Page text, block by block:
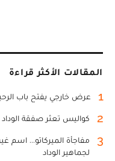
المقالات الأكثر قراءة
1 عرض خارجي يفتح باب
2 كواليس تعثر صفقة
3
مفاجأة الميركاتو... اسم
لجماهير الوداد